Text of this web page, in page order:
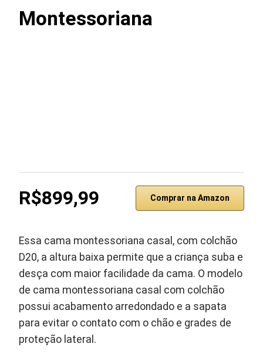
Montessoriana
R$899,99 Comprar na Amazon
Essa cama montessoriana casal, com colchão
D20, a altura baixa permite que a criança suba e
desça com maior facilidade da cama. O modelo
de cama montessoriana casal com colchão
possui acabamento arredondado e a sapata
para evitar o contato com o chão e grades de
proteção lateral.